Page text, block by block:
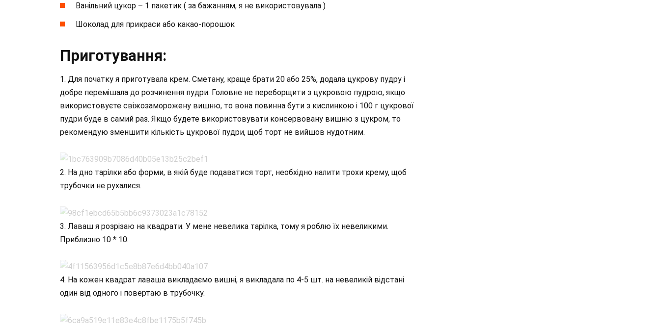
Ванільний цукор – 1 пакетик ( за бажанням, я не використовувала )
Шоколад для прикраси або какао-порошок
Приготування:
1. Для початку я приготувала крем. Сметану, краще брати 20 або 25%, додала цукрову пудру і
добре перемішала до розчинення пудри. Головне не переборщити з цукровою пудрою, якщо
використовуєте свіжозаморожену вишню, то вона повинна бути з кислинкою і 100 г цукрової
пудри буде в самий раз. Якщо будете використовувати консервовану вишню з цукром, то
рекомендую зменшити кількість цукрової пудри, щоб торт не вийшов нудотним.
2. На дно тарілки або форми, в якій буде подаватися торт, необхідно налити трохи крему, щоб
трубочки не рухалися.
3. Лаваш я розрізаю на квадрати. У мене невелика тарілка, тому я роблю їх невеликими.
Приблизно 10 * 10.
4. На кожен квадрат лаваша викладаємо вишні, я викладала по 4-5 шт. на невеликій відстані
один від одного і повертаю в трубочку.